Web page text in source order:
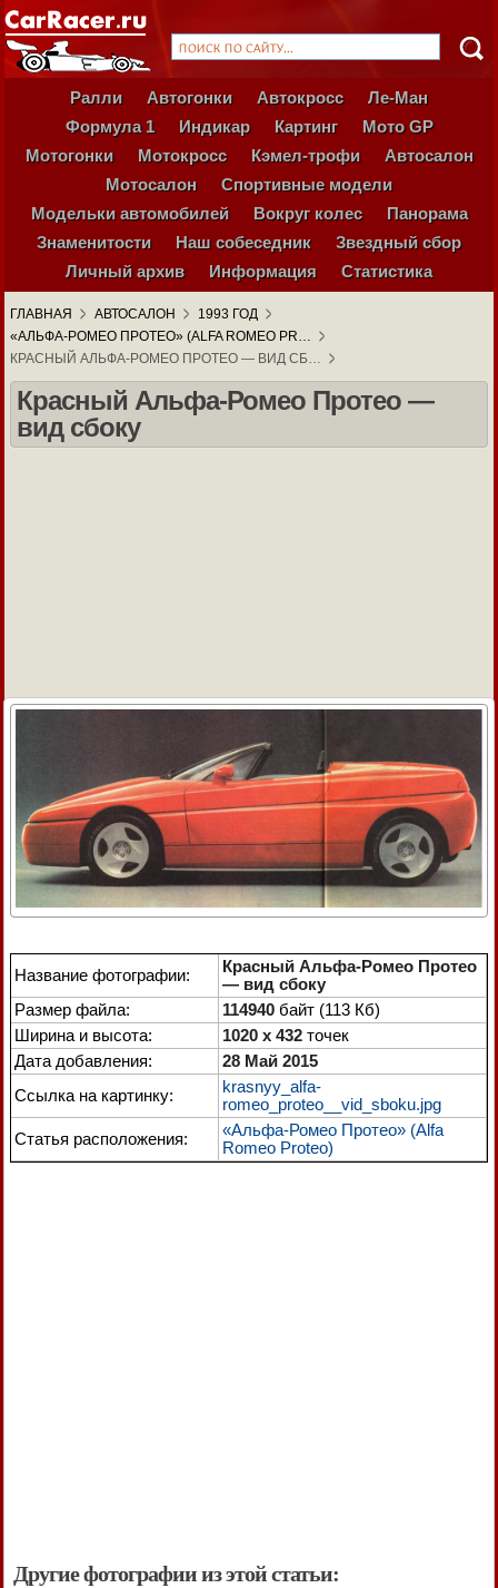
Ралли Автогонки Автокросс
Ле-Ман
Формула 1
Индикар Картинг
Мото GP
Мотогонки
Мотокросс Кэмел-трофи
Автосалон
Мотосалон
Спортивные модели
Модельки автомобилей
Вокруг колес
Панорама
Знаменитости
Наш собеседник
Звездный сбор
Личный архив
Информация Статистика
ГЛАВНАЯ АВТОСАЛОН
1993 ГОД
«АЛЬФА-РОМЕО ПРОТЕО» (ALFA ROMEO PR…
КРАСНЫЙ АЛЬФА-РОМЕО ПРОТЕО — ВИД СБ…
Красный Альфа-Ромео Протео —
вид сбоку
Название фотографии:
Красный Альфа-Ромео Протео
— вид сбоку
Размер файла:
114940 байт (113 Кб)
Ширина и высота:
1020 x 432 точек
Дата добавления:
28 Май 2015
Ссылка на картинку:
krasnyy_alfa-
romeo_proteo__vid_sboku.jpg
Статья расположения:
«Альфа-Ромео Протео» (Alfa
Romeo Proteo)
Другие фотографии из этой статьи: